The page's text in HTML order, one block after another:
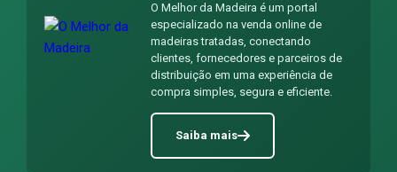
O Melhor da Madeira é um portal
especializado na venda online de
madeiras tratadas, conectando
clientes, fornecedores e parceiros de
distribuição em uma experiência de
compra simples, segura e eficiente.
Saiba mais